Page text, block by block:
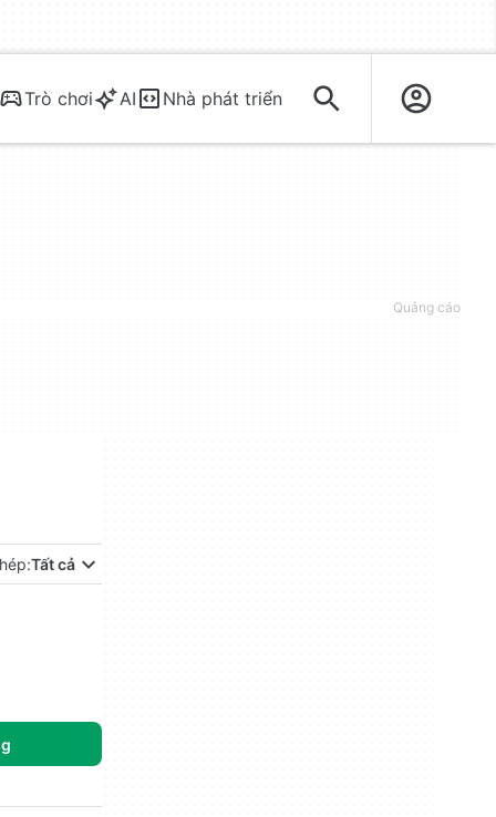
Trò chơi AI Nhà phát triển
Tất cả